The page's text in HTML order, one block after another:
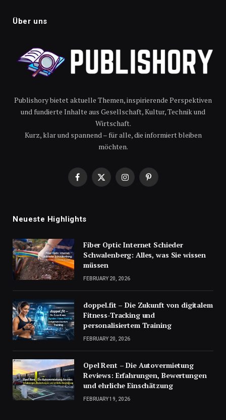
Über uns
Publishory bietet aktuelle Themen, inspirierende Perspektiven
und fundierte Inhalte aus Gesellschaft, Kultur, Technik und
Wirtschaft.
Kurz, klar und spannend – für alle, die informiert bleiben
möchten.
Facebook
X
InstagramPinterest
Neueste Highlights
Fiber Optic Internet Schieder
Schwalenberg: Alles, was Sie wissen
müssen
FEBRUARY 20, 2026
doppel.fit – Die Zukunft von digitalem
Fitness-Tracking und
personalisiertem Training
FEBRUARY 20, 2026
Opel Rent – Die Autovermietung
Reviews: Erfahrungen, Bewertungen
und ehrliche Einschätzung
FEBRUARY 19, 2026